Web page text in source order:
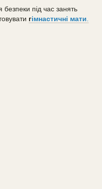
безпеки під час занять
гімнастичні мати.